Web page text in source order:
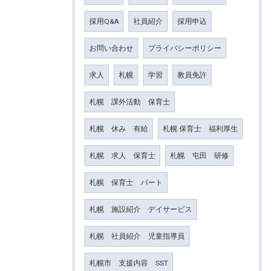
採用Q&A 社員紹介 採用申込
お問い合わせ プライバシーポリシー
求人 札幌 学習 教員免許
札幌 課外活動 保育士
札幌 休み 有給 札幌 保育士 福利厚生
札幌 求人 保育士 札幌 屯田 研修
札幌 保育士 パート
札幌 施設紹介 デイサービス
札幌 社員紹介 児童指導員
札幌市 支援内容 SST